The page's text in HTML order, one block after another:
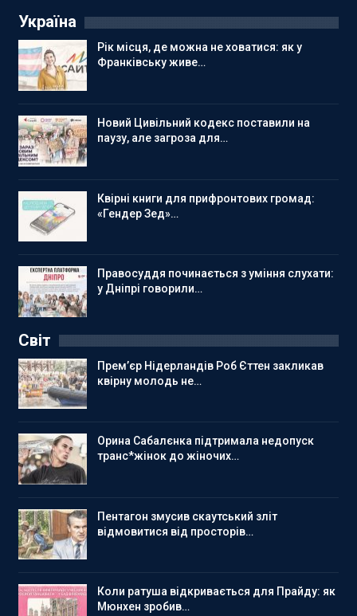
Україна
Рік місця, де можна не ховатися: як у
Франківську живе…
Новий Цивільний кодекс поставили на
паузу, але загроза для…
Квірні книги для прифронтових громад:
«Гендер Зед»…
Правосуддя починається з уміння слухати:
у Дніпрі говорили…
Світ
Прем’єр Нідерландів Роб Єттен закликав
квірну молодь не…
Орина Сабалєнка підтримала недопуск
транс*жінок до жіночих…
Пентагон змусив скаутський зліт
відмовитися від просторів…
Коли ратуша відкривається для Прайду: як
Мюнхен зробив…